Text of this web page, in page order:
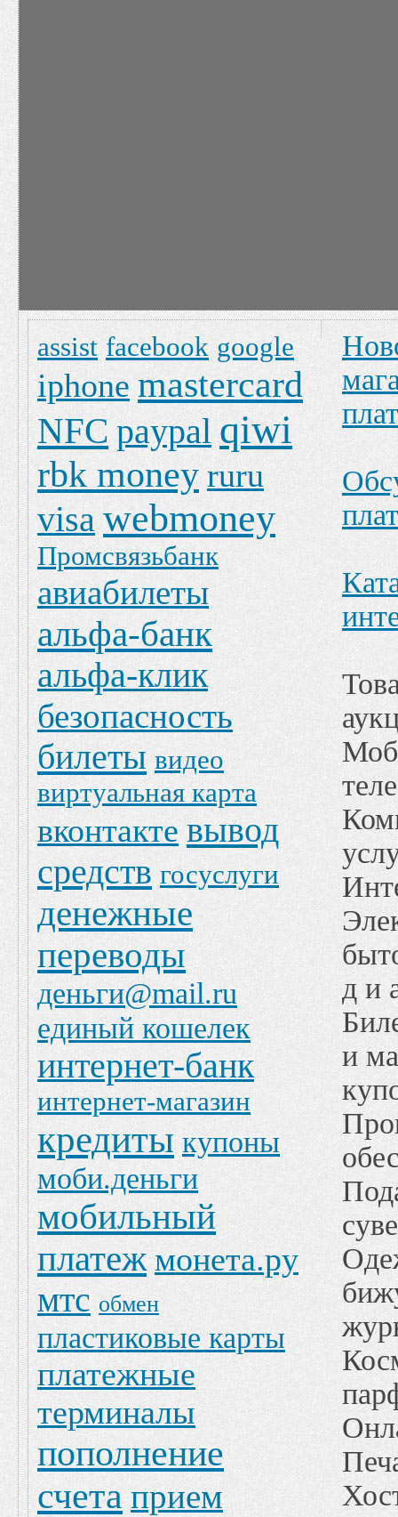
assist facebook google
iphone mastercard
NFC paypal qiwi
rbk money ruru
visa webmoney
Промсвязьбанк
авиабилеты
альфа-банк
альфа-клик
безопасность
билеты видео
виртуальная карта
вконтакте вывод
средств госуслуги
денежные
переводы
деньги@mail.ru
единый кошелек
интернет-банк
интернет-магазин
кредиты купоны
моби.деньги
мобильный
платеж монета.ру
мтс обмен
пластиковые карты
платежные
терминалы
пополнение
счета прием
д и
и